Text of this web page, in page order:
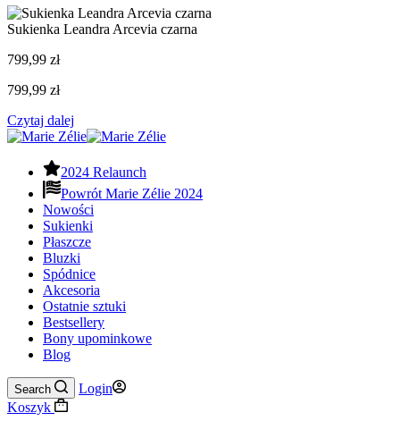
Sukienka Leandra Arcevia czarna
799,99 zł
799,99 zł
Czytaj dalej
2024 Relaunch
Powrót Marie Zélie 2024
Nowości
Sukienki
Płaszcze
Bluzki
Spódnice
Akcesoria
Ostatnie sztuki
Bestsellery
Bony upominkowe
Blog
Search
Login
Koszyk